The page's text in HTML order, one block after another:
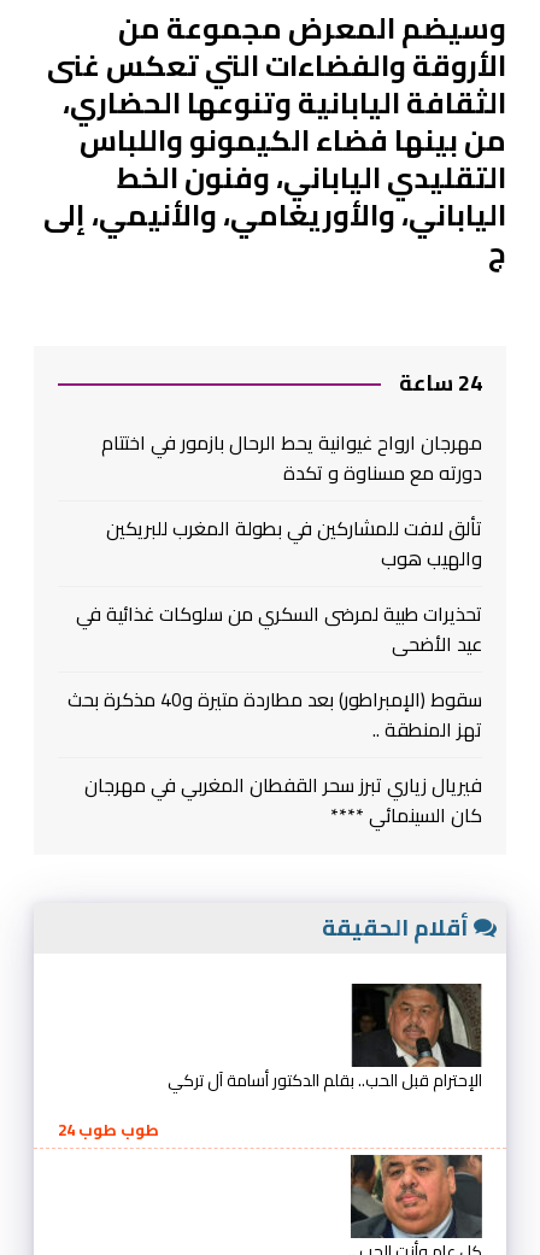
وسيضم المعرض مجموعة من
الأروقة والفضاءات التي تعكس غنى
الثقافة اليابانية وتنوعها الحضاري،
من بينها فضاء الكيمونو واللباس
التقليدي الياباني، وفنون الخط
الياباني، والأوريغامي، والأنيمي، إلى
ج
24 ساعة
مهرجان ارواح غيوانية يحط الرحال بازمور في اختتام
دورته مع مسناوة و تكدة
تألق لافت للمشاركين في بطولة المغرب للبريكين
والهيب هوب
تحذيرات طبية لمرضى السكري من سلوكات غذائية في
عيد الأضحى
سقوط (الإمبراطور) بعد مطاردة متيرة و40 مذكرة بحث
تهز المنطقة ..
فيريال زياري تبرز سحر القفطان المغربي في مهرجان
كان السينمائي ****
أقلام الحقيقة
الإحترام قبل الحب.. بقلم الدكتور أسامة آل تركي
طوب طوب 24